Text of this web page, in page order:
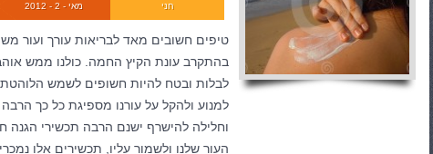
מאי - 2 - 2012 חני
טיפים חשובים מאד לבריאות עורך ועור
בהתקרב עונת הקיץ החמה. כולנו ממש
לבלות ובטח להיות חשופים לשמש הלוהטת
למנוע ולהקל על עורנו מספיגת כל כך
וחלילה להישרף ישנם הרבה תכשירי הגנה
העור שלנו ולשמור עליו, תכשירים אלו